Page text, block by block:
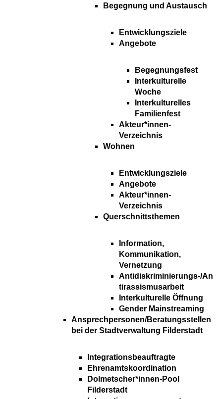
Begegnung und Austausch
Entwicklungsziele
Angebote
Begegnungsfest
Interkulturelle
Woche
Interkulturelles
Familienfest
Akteur*innen-
Verzeichnis
Wohnen
Entwicklungsziele
Angebote
Akteur*innen-
Verzeichnis
Querschnittsthemen
Information,
Kommunikation,
Vernetzung
Antidiskriminierungs-/An
tirassismusarbeit
Interkulturelle Öffnung
Gender Mainstreaming
Ansprechpersonen/Beratungsstellen
bei der Stadtverwaltung Filderstadt
Integrationsbeauftragte
Ehrenamtskoordination
Dolmetscher*innen-Pool
Filderstadt